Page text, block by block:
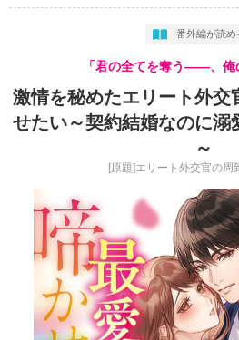
番外編が読め
「君の全てを奪う――、俺
激情を秘めたエリート外交
せたい～契約結婚なのに溺
～
[原題]エリート外交官の周